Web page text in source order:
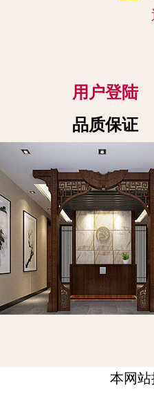
用户登陆
品质保证
本网